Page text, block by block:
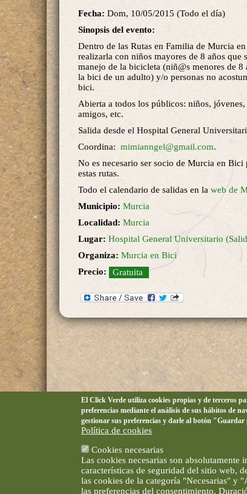
Fecha: Dom, 10/05/2015 (Todo el día)
Sinopsis del evento:
Dentro de las Rutas en Familia de Murcia
realizarla con niños mayores de 8 años que
manejo de la bicicleta (niñ@s menores de 8
la bici de un adulto) y/o personas no
bici.
Abierta a todos los públicos: niños,
amigos, etc.
Salida desde el Hospital General
Coordina: mimianngel@gmail.com.
No es necesario ser socio de Murcia en Bici
estas rutas.
Todo el calendario de salidas en la web de
Municipio: Murcia
Localidad: Murcia
Lugar: Hospital General Universitario
Organiza: Murcia en Bici
Precio:
Gratuita
El Click Verde utiliza cookies propias y de terceros
preferencias mediante el análisis de sus hábitos de
gestionar sus preferencias y darle al botón
Política de cookies
Cookies necesarias
Las cookies necesarias son
características de seguridad del sitio web,
las cookies de la categoría "Necesarias" y
las preferencias del consentimiento.